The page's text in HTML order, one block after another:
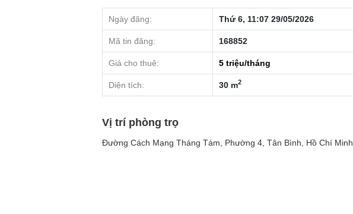
Ngày đăng: Thứ 6, 11:07 29/05/2026
Mã tin đăng: 168852
Giá cho thuê: 5 triệu/tháng
Diện tích: 30 m2
Vị trí phòng trọ
Đường Cách Mạng Tháng Tám, Phường 4, Tân Bình, Hồ Chí Minh